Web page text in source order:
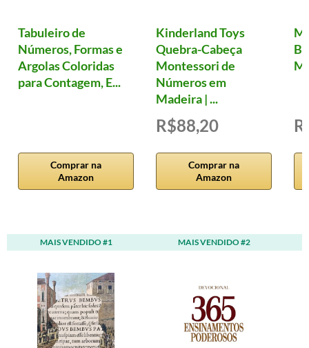
Tabuleiro de
Números, Formas e
Argolas Coloridas
para Contagem, E...
Comprar na
Amazon
Kinderland Toys
Quebra-Cabeça
Montessori de
Números em
Madeira | ...
R$88,20
Comprar na
Amazon
MAIS VENDIDO #1 MAIS VENDIDO #2